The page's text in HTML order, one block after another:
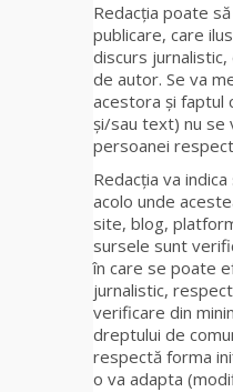
Redacția poate
publicare, care
discurs
de autor. Se va
acestora și faptul
și/sau text) nu se
persoanei
Redacția va
acolo unde
site, blog,
sursele sunt
în care se poate
jurnalistic,
verificare din
dreptului de
respectă forma
o va adapta